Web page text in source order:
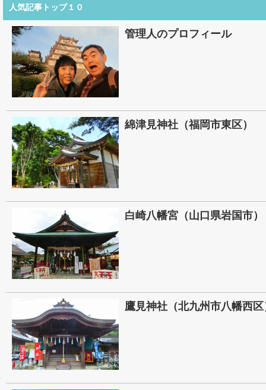
人気記事トップ１０
管理人のプロフィール
綿津見神社（福岡市東区）
白崎八幡宮（山口県岩国市）
鷹見神社（北九州市八幡西区